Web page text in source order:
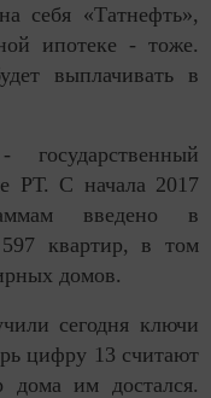
себя «Татнефть»,
ипотеке - тоже.
выплачивать в
государственный
РТ. С начала 2017
введено в
квартир, в том
домов.
сегодня ключи
цифру 13 считают
дома им достался.